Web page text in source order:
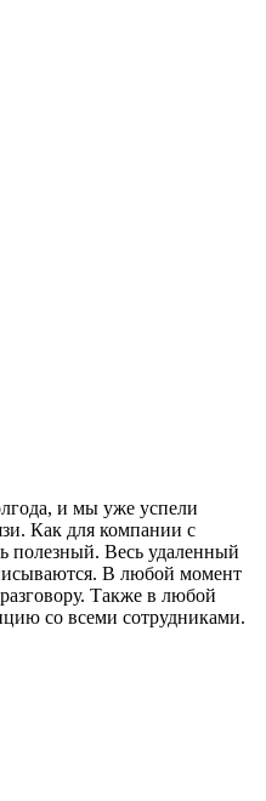
и мы уже успели
Как для компании с
полезный. Весь удаленный
В любой момент
Также в любой
со всеми сотрудниками.